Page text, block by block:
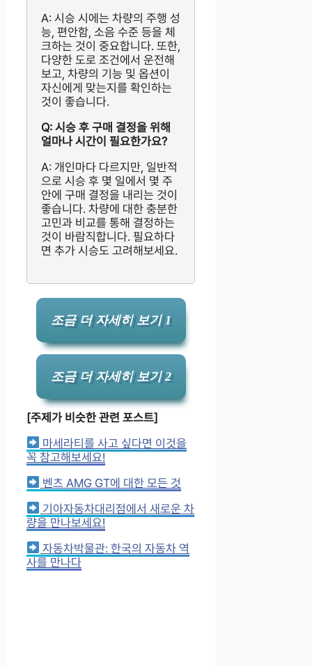
A: 시승 시에는 차량의 주행 성
능, 편안함, 소음 수준 등을 체
크하는 것이 중요합니다. 또한,
다양한 도로 조건에서 운전해
보고, 차량의 기능 및 옵션이
자신에게 맞는지를 확인하는
것이 좋습니다.
Q: 시승 후 구매 결정을 위해
얼마나 시간이 필요한가요?
A: 개인마다 다르지만, 일반적
으로 시승 후 몇 일에서 몇 주
안에 구매 결정을 내리는 것이
좋습니다. 차량에 대한 충분한
고민과 비교를 통해 결정하는
것이 바람직합니다. 필요하다
면 추가 시승도 고려해보세요.
조금 더 자세히 보기 1
조금 더 자세히 보기 2
[주제가 비슷한 관련 포스트]
마세라티를 사고 싶다면 이것을
꼭 참고해보세요!
벤츠 AMG GT에 대한 모든 것
기아자동차대리점에서 새로운 차
량을 만나보세요!
자동차박물관: 한국의 자동차 역
사를 만나다